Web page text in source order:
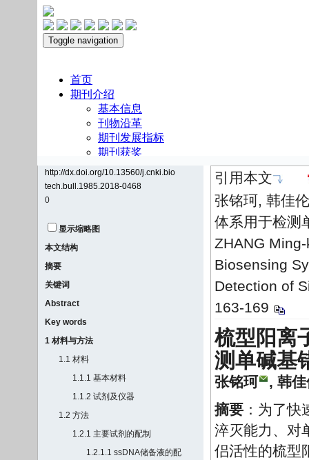
http://dx.doi.org/10.13560/j.cnki.bio
tech.bull.1985.2018-0468
0
显示缩略图
本文结构
摘要
关键词
Abstract
Key words
1 材料与方法
1.1 材料
1.1.1 基本材料
1.1.2 试剂及仪器
1.2 方法
1.2.1 主要试剂的配制
1.2.1.1 ssDNA储备液的配
引用本文
张铭珂, 韩佳
体系用于检测
ZHANG
Biosensing
Detection of
163-169
梳型阳离
测单碱基
张铭珂 , 韩
摘要 ：为了
淬灭能力、对
侣活性的梳型